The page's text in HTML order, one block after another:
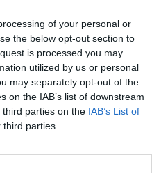
of your personal or
the below opt-out section to
is processed you may
utilized by us or personal
may separately opt-out of the
on the IAB’s list of downstream
parties on the IAB’s List of
parties.
08.08.2022 14:08
NEWSROOM
Σιμόπουλος: